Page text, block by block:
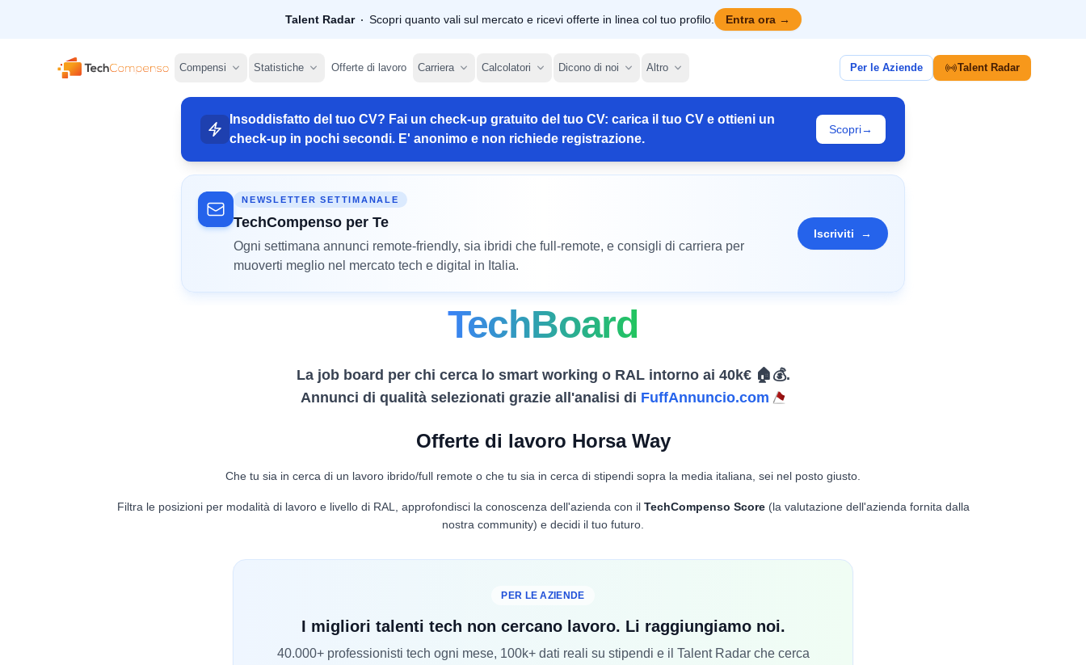
Talent Radar Scopri quanto vali sul mercato e ricevi offerte in linea col tuo profilo. Entra ora →
TechCompenso
Compensi Statistiche Offerte di lavoro Carriera Calcolatori Dicono di noi Altro Per le Aziende Talent Radar
Insoddisfatto del tuo CV? Fai un check-up gratuito del tuo CV: carica il tuo CV e ottieni un
check-up in pochi secondi. E' anonimo e non richiede registrazione.
Scopri→
NEWSLETTER SETTIMANALE
TechCompenso per Te
Ogni settimana annunci remote-friendly, sia ibridi che full-remote, e consigli di carriera per
muoverti meglio nel mercato tech e digital in Italia.
Iscriviti →
TechBoard
La job board per chi cerca lo smart working o RAL intorno ai 40k€ 🏠💰.
Annunci di qualità selezionati grazie all'analisi di FuffAnnuncio.com
Offerte di lavoro Horsa Way
Che tu sia in cerca di un lavoro ibrido/full remote o che tu sia in cerca di stipendi sopra la media italiana, sei nel posto giusto.
Filtra le posizioni per modalità di lavoro e livello di RAL, approfondisci la conoscenza dell'azienda con il TechCompenso Score(la valutazione dell'azienda fornita dalla
nostra community) e decidi il tuo futuro.
PER LE AZIENDE
I migliori talenti tech non cercano lavoro. Li raggiungiamo noi.
40.000+ professionisti tech ogni mese, 100k+ dati reali su stipendi e il Talent Radar che cerca